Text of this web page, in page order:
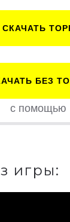
СКАЧАТЬ
БЕЗ
с помощью
игры: